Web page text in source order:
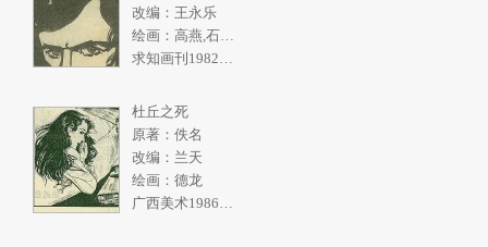
改编：王永乐
杜丘之死
原著：佚名
改编：兰天
绘画：德龙
广西美术1986年5期